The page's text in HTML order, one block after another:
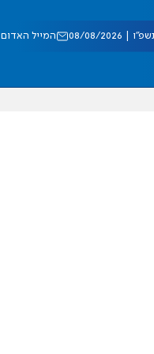
08/2026 המייל האדום